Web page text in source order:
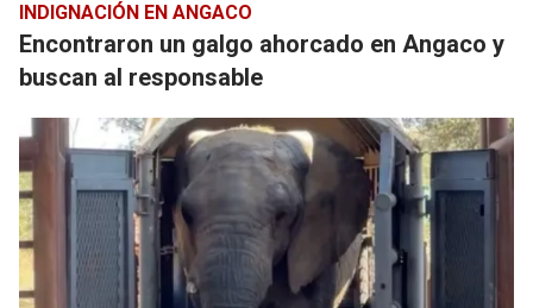
INDIGNACIÓN EN ANGACO
Encontraron un galgo ahorcado en Angaco y
buscan al responsable